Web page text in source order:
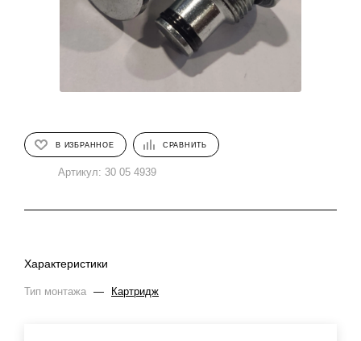
В ИЗБРАННОЕ СРАВНИТЬ
Артикул: 30 05 4939
Характеристики
Тип монтажа — Картридж